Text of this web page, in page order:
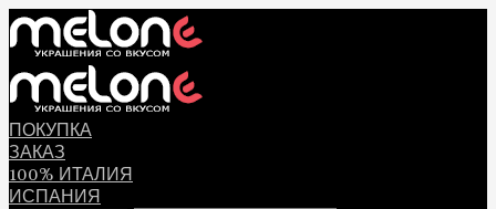
ПОКУПКА
ЗАКАЗ
100% ИТАЛИЯ
ИСПАНИЯ